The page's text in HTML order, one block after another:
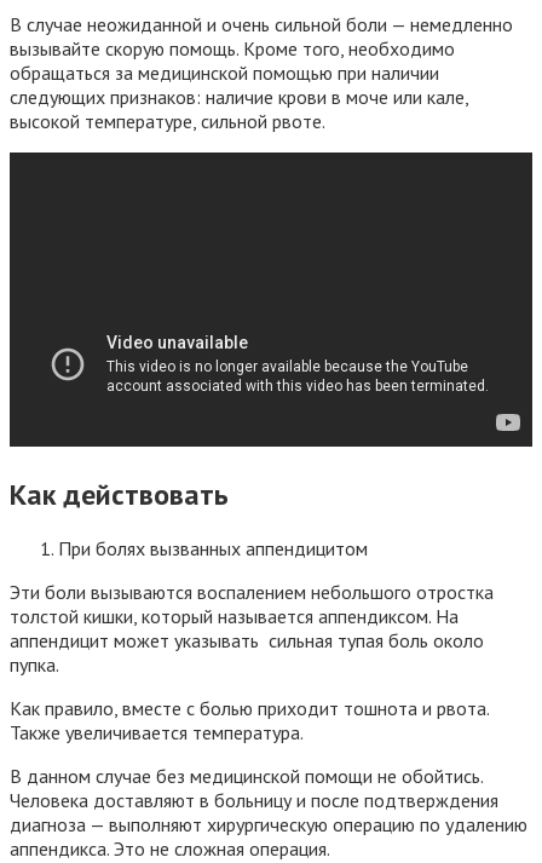
В случае неожиданной и очень сильной боли — немедленно
вызывайте скорую помощь. Кроме того, необходимо
обращаться за медицинской помощью при наличии
следующих признаков: наличие крови в моче или кале,
высокой температуре, сильной рвоте.
Как действовать
При болях вызванных аппендицитом
Эти боли вызываются воспалением небольшого отростка
толстой кишки, который называется аппендиксом. На
аппендицит может указывать сильная тупая боль около
пупка.
Как правило, вместе с болью приходит тошнота и рвота.
Также увеличивается температура.
В данном случае без медицинской помощи не обойтись.
Человека доставляют в больницу и после подтверждения
диагноза — выполняют хирургическую операцию по удалению
аппендикса. Это не сложная операция.